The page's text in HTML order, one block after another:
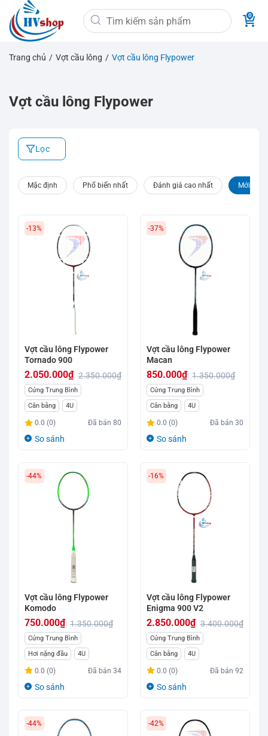
qua
nội
dung
Tìm
kiếm:
Trang chủ / Vợt cầu lông / Vợt cầu lông Flypower
Vợt cầu lông Flypower
Lọc
Mặc định Phổ biến nhất Đánh giá cao nhất Mới nhất
-13%
Vợt cầu lông Flypower
Tornado 900
2.350.000₫
Giá
gốc
là:
2.350.000₫.
2.050.000₫
Giá
hiện
tại
là:
Cứng Trung Bình
Cân bằng
4U
0.0 (0) Đã bán80
So sánh
-37%
Vợt cầu lông Flypower
Macan
1.350.000₫
Giá
gốc
là:
1.350.000₫.
850.000₫
Giá
hiện
tại
là:
Cứng Trung Bình
Cân bằng
4U
0.0 (0) Đã bán30
So sánh
-44%
Vợt cầu lông Flypower
Komodo
1.350.000₫
Giá
gốc
là:
1.350.000₫.
750.000₫
Giá
hiện
tại
là:
Cứng Trung Bình
Hơi nặng đầu
4U
0.0 (0) Đã bán34
So sánh
-16%
Vợt cầu lông Flypower
Enigma 900 V2
3.400.000₫
Giá
gốc
là:
3.400.000₫.
2.850.000₫
Giá
hiện
tại
là:
Cứng Trung Bình
Cân bằng
4U
0.0 (0) Đã bán92
So sánh
-44% -42%